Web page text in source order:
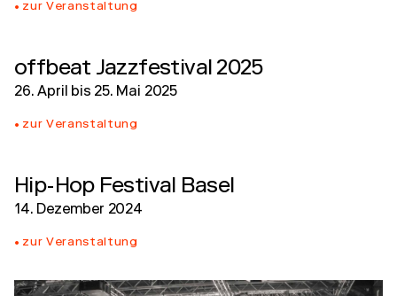
zur Veranstaltung
offbeat Jazzfestival 2025
26. April bis 25. Mai 2025
zur Veranstaltung
Hip-Hop Festival Basel
14. Dezember 2024
zur Veranstaltung